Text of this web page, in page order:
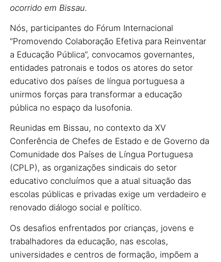
ocorrido em Bissau.
Nós, participantes do Fórum Internacional
“Promovendo Colaboração Efetiva para Reinventar
a Educação Pública”, convocamos governantes,
entidades patronais e todos os atores do setor
educativo dos países de língua portuguesa a
unirmos forças para transformar a educação
pública no espaço da lusofonia.
Reunidas em Bissau, no contexto da XV
Conferência de Chefes de Estado e de Governo da
Comunidade dos Países de Língua Portuguesa
(CPLP), as organizações sindicais do setor
educativo concluímos que a atual situação das
escolas públicas e privadas exige um verdadeiro e
renovado diálogo social e político.
Os desafios enfrentados por crianças, jovens e
trabalhadores da educação, nas escolas,
universidades e centros de formação, impõem a